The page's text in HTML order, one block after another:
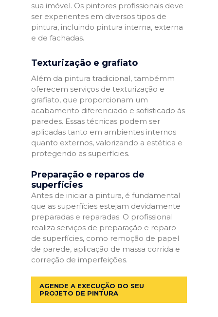
sua imóvel. Os pintores profissionais deve
ser experientes em diversos tipos de
pintura, incluindo pintura interna, externa
e de fachadas.
Texturização e grafiato
Além da pintura tradicional, tambémm
oferecem serviços de texturização e
grafiato, que proporcionam um
acabamento diferenciado e sofisticado às
paredes. Essas técnicas podem ser
aplicadas tanto em ambientes internos
quanto externos, valorizando a estética e
protegendo as superfícies.
Preparação e reparos de
superfícies
Antes de iniciar a pintura, é fundamental
que as superfícies estejam devidamente
preparadas e reparadas. O profissional
realiza serviços de preparação e reparo
de superfícies, como remoção de papel
de parede, aplicação de massa corrida e
correção de imperfeições.
AGENDE A EXECUÇÃO DO SEU
PROJETO DE PINTURA